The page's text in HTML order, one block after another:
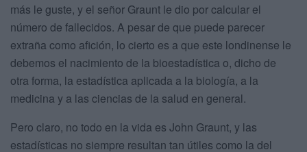
más le guste, y el señor Graunt le dio por calcular el
número de fallecidos. A pesar de que puede parecer
extraña como afición, lo cierto es a que este londinense le
debemos el nacimiento de la bioestadística o, dicho de
otra forma, la estadística aplicada a la biología, a la
medicina y a las ciencias de la salud en general.
Pero claro, no todo en la vida es John Graunt, y las
estadísticas no siempre resultan tan útiles como la del